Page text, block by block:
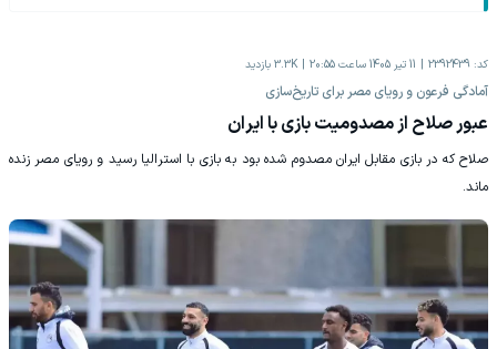
کد: 2392439 11 تیر 1405 ساعت 20:55 3.3K بازدید
آمادگی فرعون و رویای مصر برای تاریخ‌سازی
عبور صلاح از مصدومیت بازی با ایران
صلاح که در بازی مقابل ایران مصدوم شده بود به بازی با استرالیا رسید و رویای مصر زنده
ماند.